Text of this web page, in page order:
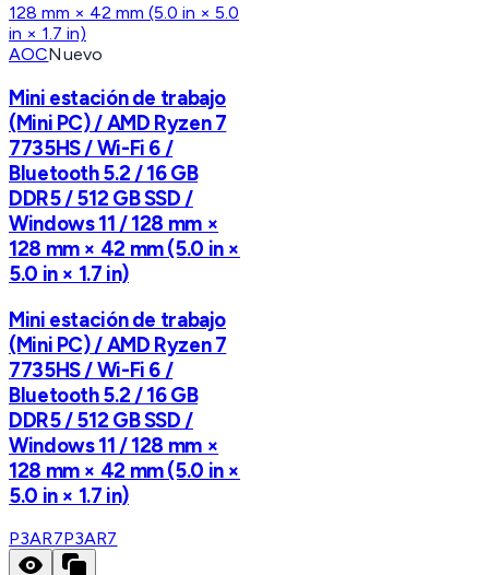
AOCNuevo
Mini estación de trabajo
(Mini PC) / AMD Ryzen 7
7735HS / Wi-Fi 6 /
Bluetooth 5.2 / 16 GB
DDR5 / 512 GB SSD /
Windows 11 / 128 mm ×
128 mm × 42 mm (5.0 in ×
5.0 in × 1.7 in)
Mini estación de trabajo
(Mini PC) / AMD Ryzen 7
7735HS / Wi-Fi 6 /
Bluetooth 5.2 / 16 GB
DDR5 / 512 GB SSD /
Windows 11 / 128 mm ×
128 mm × 42 mm (5.0 in ×
5.0 in × 1.7 in)
P3AR7P3AR7